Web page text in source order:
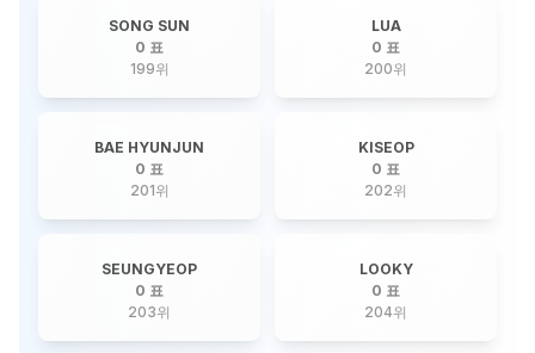
SONG SUN
0 표
199위
LUA
0 표
200위
BAE HYUNJUN
0 표
201위
KISEOP
0 표
202위
SEUNGYEOP
0 표
203위
LOOKY
0 표
204위